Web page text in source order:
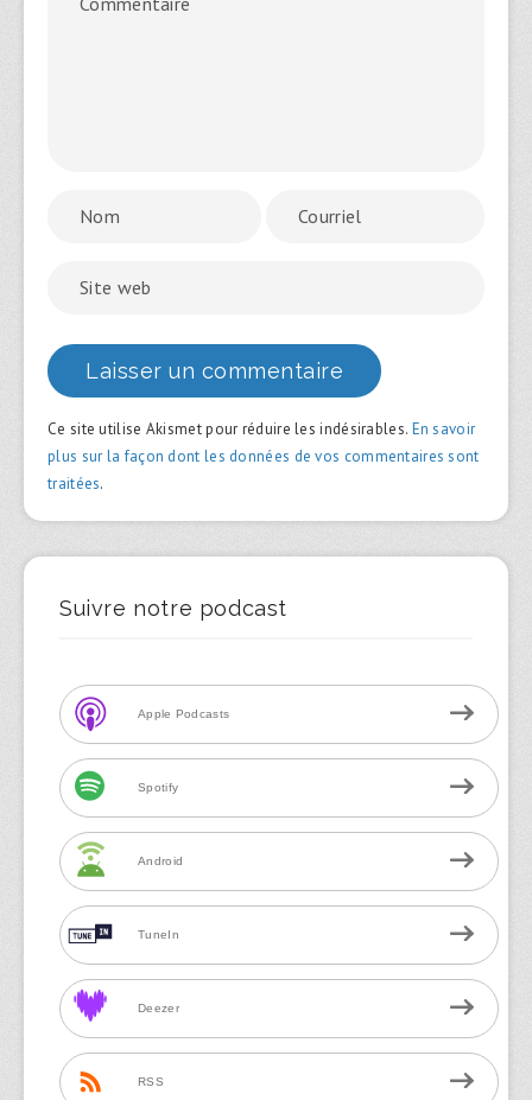
Ce site utilise Akismet pour réduire les indésirables. En savoir
plus sur la façon dont les données de vos commentaires sont
traitées.
Suivre notre podcast
Apple Podcasts
Spotify
Android
TuneIn
Deezer
RSS